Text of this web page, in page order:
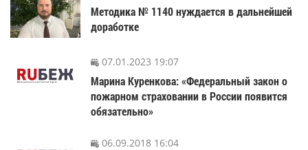
Методика № 1140 нуждается в дальнейшей
доработке
07.01.2023 19:07
Марина Куренкова: «Федеральный закон о
пожарном страховании в России появится
обязательно»
06.09.2018 16:04